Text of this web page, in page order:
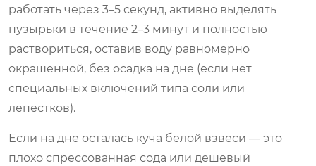
работать через 3–5 секунд, активно выделять
пузырьки в течение 2–3 минут и полностью
раствориться, оставив воду равномерно
окрашенной, без осадка на дне (если нет
специальных включений типа соли или
лепестков).
Если на дне осталась куча белой взвеси — это
плохо спрессованная сода или дешевый